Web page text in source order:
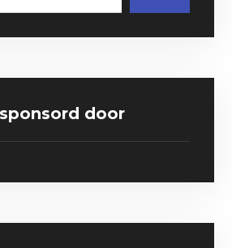
door